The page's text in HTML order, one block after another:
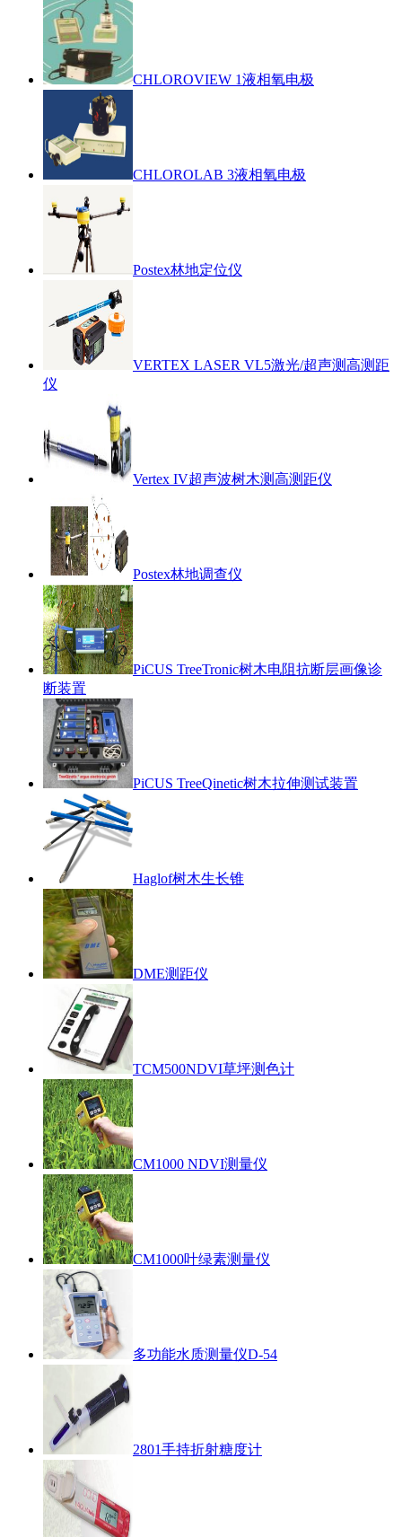
CHLOROVIEW 1液相氧电极
CHLOROLAB 3液相氧电极
Postex林地定位仪
VERTEX LASER VL5激光/超声测高测距
仪
Vertex IV超声波树木测高测距仪
Postex林地调查仪
PiCUS TreeTronic树木电阻抗断层画像诊
断装置
PiCUS TreeQinetic树木拉伸测试装置
Haglof树木生长锥
DME测距仪
TCM500NDVI草坪测色计
CM1000 NDVI测量仪
CM1000叶绿素测量仪
多功能水质测量仪D-54
2801手持折射糖度计